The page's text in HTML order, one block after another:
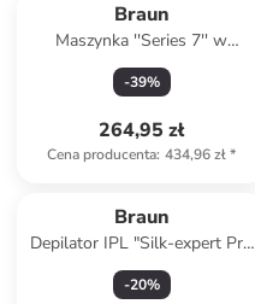
Braun
Maszynka ''Series 7'' w
kolorze szarym do strzyżenia
włosów
-39%
264,95 zł
Cena producenta: 434,96 zł*
Braun
Depilator IPL "Silk-expert Pro
IPL PL5431" w kolorze złoto-
białym
-20%